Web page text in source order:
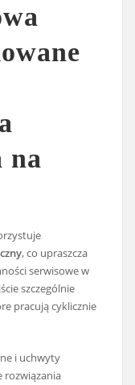
na
, co upraszcza
serwisowe w
szczególnie
pracują cyklicznie
i uchwyty
rozwiązania